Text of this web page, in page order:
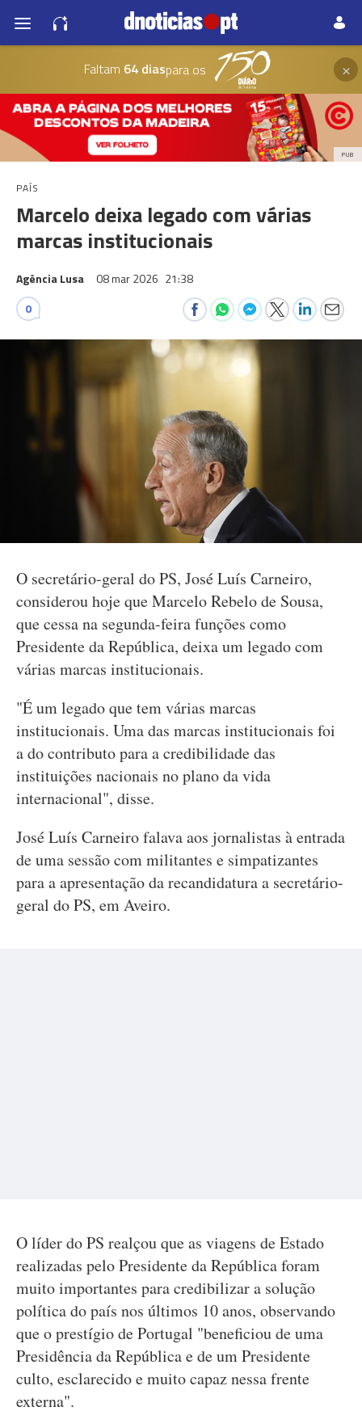
Faltam 64 diaspara os ×
PUB
PAÍS
Marcelo deixa legado com várias
marcas institucionais
Agência Lusa 08 mar 2026 21:38
0
O secretário-geral do PS, José Luís Carneiro,
considerou hoje que Marcelo Rebelo de Sousa,
que cessa na segunda-feira funções como
Presidente da República, deixa um legado com
várias marcas institucionais.
"É um legado que tem várias marcas
institucionais. Uma das marcas institucionais foi
a do contributo para a credibilidade das
instituições nacionais no plano da vida
internacional", disse.
José Luís Carneiro falava aos jornalistas à entrada
de uma sessão com militantes e simpatizantes
para a apresentação da recandidatura a secretário-
geral do PS, em Aveiro.
O líder do PS realçou que as viagens de Estado
realizadas pelo Presidente da República foram
muito importantes para credibilizar a solução
política do país nos últimos 10 anos, observando
que o prestígio de Portugal "beneficiou de uma
Presidência da República e de um Presidente
culto, esclarecido e muito capaz nessa frente
externa".